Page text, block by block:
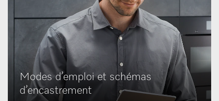
Modes d’emploi et schémas
d’encastrement